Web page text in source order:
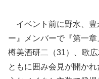
イベント前に野水、豊
ー』メンバーで『第一章
樽美酒研二（31）、歌
ともに囲み会見が開か